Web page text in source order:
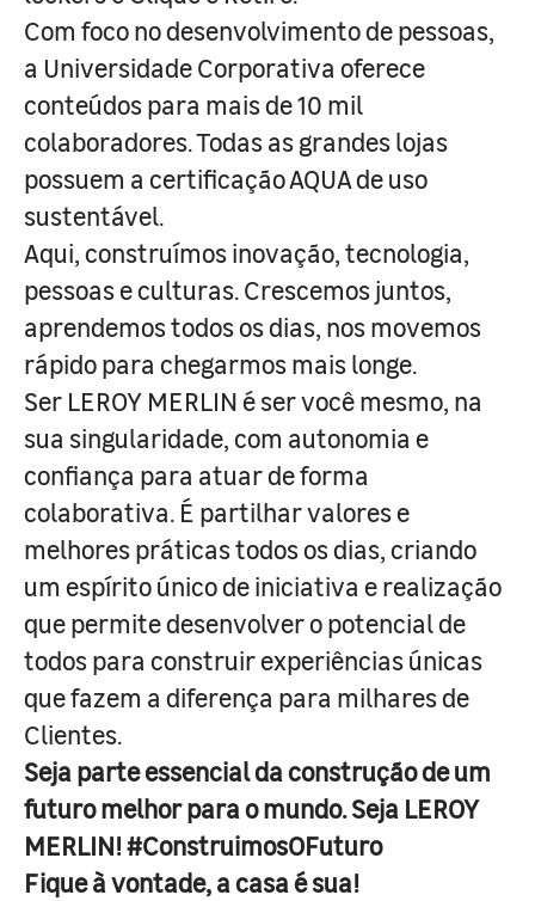
Com foco no desenvolvimento de pessoas,
a Universidade Corporativa oferece
conteúdos para mais de 10 mil
colaboradores. Todas as grandes lojas
possuem a certificação AQUA de uso
sustentável.
Aqui, construímos inovação, tecnologia,
pessoas e culturas. Crescemos juntos,
aprendemos todos os dias, nos movemos
rápido para chegarmos mais longe.
Ser LEROY MERLIN é ser você mesmo, na
sua singularidade, com autonomia e
confiança para atuar de forma
colaborativa. É partilhar valores e
melhores práticas todos os dias, criando
um espírito único de iniciativa e realização
que permite desenvolver o potencial de
todos para construir experiências únicas
que fazem a diferença para milhares de
Clientes.
Seja parte essencial da construção de um
futuro melhor para o mundo. Seja LEROY
MERLIN! #ConstruimosOFuturo
Fique à vontade, a casa é sua!